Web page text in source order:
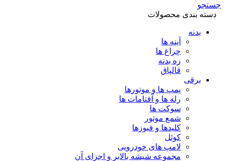
جستجو
دسته بندی محصولات
بدنه
آینه ها
چراغ ها
زه بدنه
قالپاق
برقی
پمپ ها و موتورها
رله ها و آفتامات ها
سوکت ها
شمع موتور
کلیدها و فیوزها
کوئل
لامپ های خودرویی
مجموعه شیشه بالابر و اجزای آن